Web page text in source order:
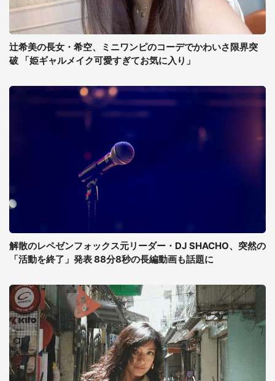
辻希美の長女・希空、ミニワンピのコーデでかわいさ限界突
破 「姫ギャルメイク可愛すぎてお気に入り」
解散のレペゼンフォックス元リーダー・DJ SHACHO、突然の
「活動を終了」発表 88分8秒の長編動画も話題に